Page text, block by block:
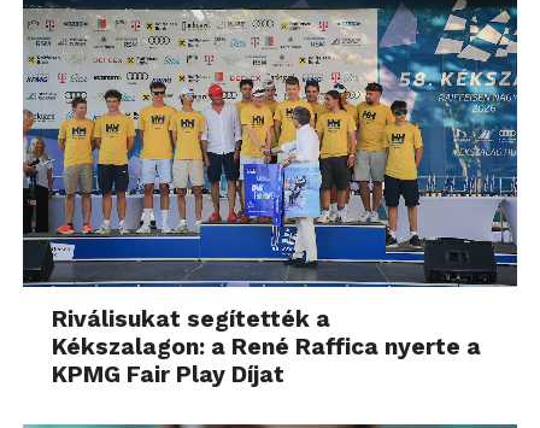
Riválisukat segítették a
Kékszalagon: a René Raffica nyerte a
KPMG Fair Play Díjat